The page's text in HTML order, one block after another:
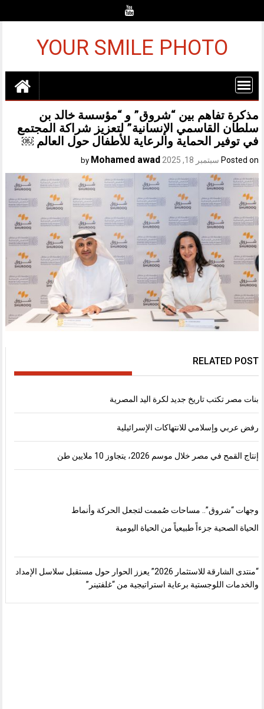
YOUR SMILE PHOTO
مذكرة تفاهم بين “شروق” و “مؤسسة خالد بن
سلطان القاسمي الإنسانية” لتعزيز شراكة المجتمع
في توفير الحماية والرعاية للأطفال حول العالم ￼
Posted on سبتمبر 18, 2025 Mohamed awad
RELATED POST
بنات مصر تكتب تاريخ جديد لكرة اليد المصرية
رفض عربي وإسلامي للانتهاكات الإسرائيلية
إنتاج القمح في مصر خلال موسم 2026، يتجاوز 10 ملايين طن
وجهات “شروق”.. مساحات صُممت لتجعل الحركة وأنماط
الحياة الصحية جزءاً طبيعياً من الحياة اليومية
“منتدى الشارقة للاستثمار 2026” يعزز الحوار حول مستقبل سلاسل الإمداد
والخدمات اللوجستية برعاية استراتيجية من “غلفتينر”